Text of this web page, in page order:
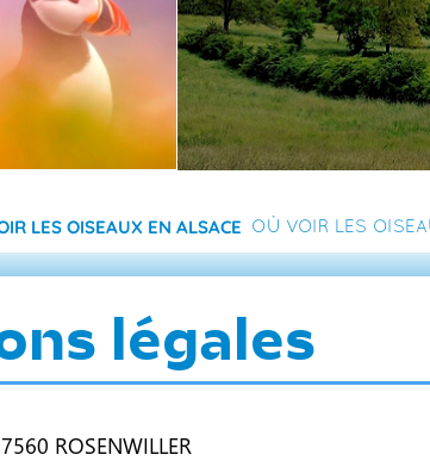
les oiseaux en Alsace Où voir les
légales
ROSENWILLER